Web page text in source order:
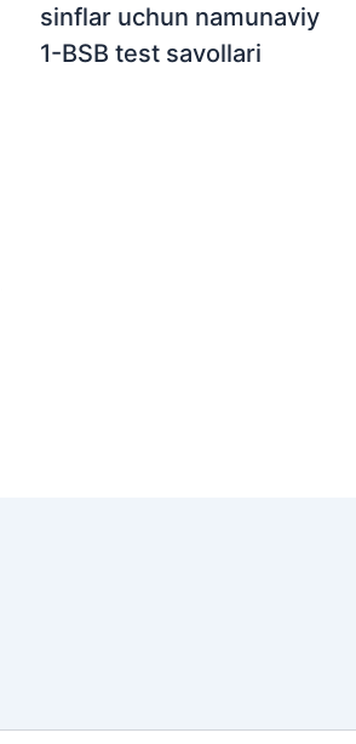
sinflar uchun namunaviy
1-BSB test savollari